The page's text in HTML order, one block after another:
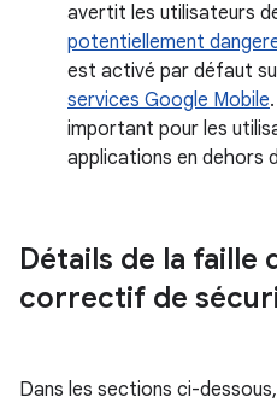
avertit les utilisateurs
potentiellement
est activé par défaut
services Google Mobile
important pour les
applications en dehors
Détails de la faille
correctif de
Dans les sections ci-